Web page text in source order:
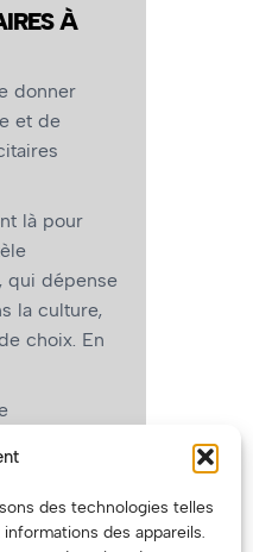
des technologies telles
des appareils.
À
donner
et de
là pour
qui dépense
la culture,
choix. En